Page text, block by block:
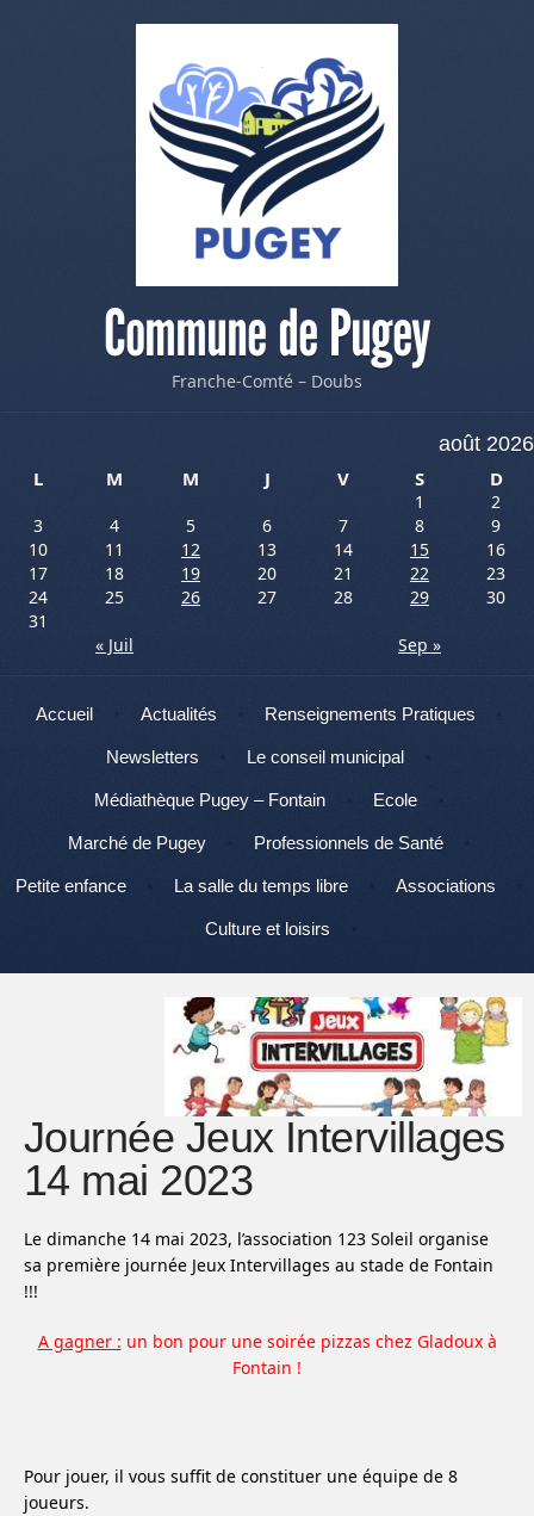
Commune de Pugey
Franche-Comté – Doubs
août 2026
L
M M J V S D
1
2
3
4 5 6 7 8
9
10
11 12 13 14 15
16
17
18 19 20 21 22
23
24
25 26 27 28 29
30
31
« Juil
Sep »
Menu
Aller au contenu
Accueil Actualités Renseignements Pratiques
Newsletters Le conseil municipal
Médiathèque Pugey – Fontain Ecole
Marché de Pugey Professionnels de Santé
Petite enfance La salle du temps libre Associations
Culture et loisirs
Journée Jeux Intervillages
14 mai 2023
Le dimanche 14 mai 2023, l’association 123 Soleil organise
sa première journée Jeux Intervillages au stade de Fontain
!!!
A gagner : un bon pour une soirée pizzas chez Gladoux à
Fontain !
Pour jouer, il vous suffit de constituer une équipe de 8
joueurs.